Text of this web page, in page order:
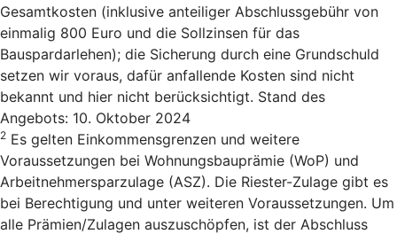
Gesamtkosten (inklusive anteiliger Abschlussgebühr von
einmalig 800 Euro und die Sollzinsen für das
Bauspardarlehen); die Sicherung durch eine Grundschuld
setzen wir voraus, dafür anfallende Kosten sind nicht
bekannt und hier nicht berücksichtigt. Stand des
Angebots: 10. Oktober 2024
2 Es gelten Einkommensgrenzen und weitere
Voraussetzungen bei Wohnungsbauprämie (WoP) und
Arbeitnehmersparzulage (ASZ). Die Riester-Zulage gibt es
bei Berechtigung und unter weiteren Voraussetzungen. Um
alle Prämien/Zulagen auszuschöpfen, ist der Abschluss